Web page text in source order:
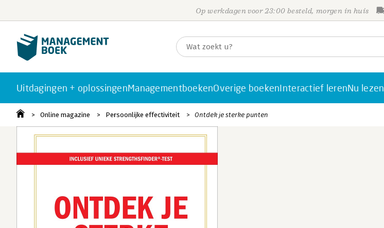
Op werkdagen voor 23:00 besteld, morgen in huis
Uitdagingen + oplossingenManagementboekenOverige boekenInteractief lerenNu lezen
Online magazine Persoonlijke effectiviteit Ontdek je sterke punten